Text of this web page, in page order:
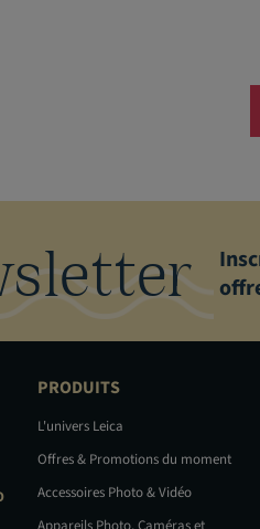
PRODUITS
L'univers Leica
Offres & Promotions du moment
Accessoires Photo & Vidéo